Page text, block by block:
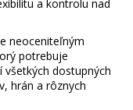
a kontrolu nad
neoceniteľným
potrebuje
všetkých dostupných
hrán a rôznych